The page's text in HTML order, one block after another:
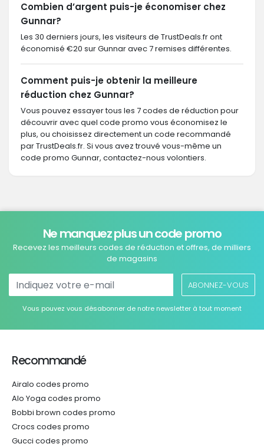
Combien d’argent puis-je économiser chez
Gunnar?
Les 30 derniers jours, les visiteurs de TrustDeals.fr ont
économisé €20 sur Gunnar avec 7 remises différentes.
Comment puis-je obtenir la meilleure
réduction chez Gunnar?
Vous pouvez essayer tous les 7 codes de réduction pour
découvrir avec quel code promo vous économisez le
plus, ou choisissez directement un code recommandé
par TrustDeals.fr. Si vous avez trouvé vous-même un
code promo Gunnar, contactez-nous volontiers.
Ne manquez plus un code promo
Recevez les meilleurs codes de réduction et offres, de milliers
de magasins
ABONNEZ-VOUS
Vous pouvez vous désabonner de notre newsletter à tout moment
Recommandé
Airalo codes promo
Alo Yoga codes promo
Bobbi brown codes promo
Crocs codes promo
Gucci codes promo